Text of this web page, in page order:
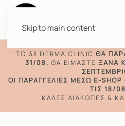
Skip to main content
TO 33 DERMA CLINIC ΘΑ
31/08. ΘΑ ΕΊΜΑΣΤΕ ΞΑΝΆ
ΟΙ ΠΑΡΑΓΓΕΛΊΕΣ ΜΈΣΩ E-
ΤΙΣ 18/
ΚΑΛΈΣ ΔΙΑΚΟΠΈΣ &